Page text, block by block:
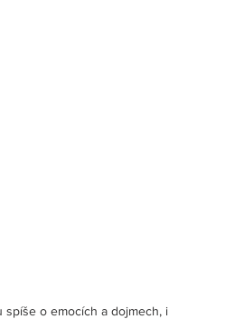
spíše o emocích a dojmech, i